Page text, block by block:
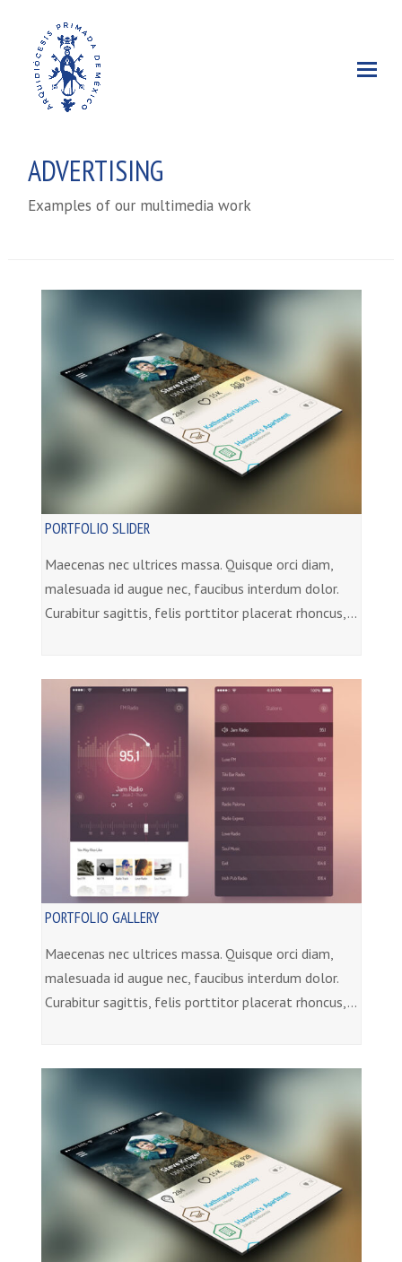
ADVERTISING
Examples of our multimedia work
PORTFOLIO SLIDER
Maecenas nec ultrices massa. Quisque orci diam,
malesuada id augue nec, faucibus interdum dolor.
Curabitur sagittis, felis porttitor placerat rhoncus,…
PORTFOLIO GALLERY
Maecenas nec ultrices massa. Quisque orci diam,
malesuada id augue nec, faucibus interdum dolor.
Curabitur sagittis, felis porttitor placerat rhoncus,…